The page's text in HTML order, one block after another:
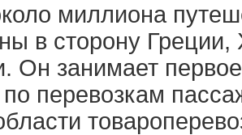
миллиона
в сторону
Он занимает
перевозкам